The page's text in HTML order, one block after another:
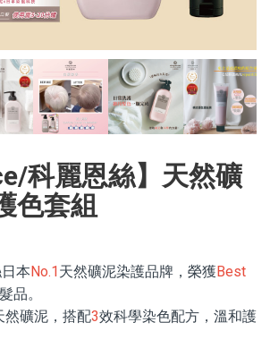
科麗恩絲】天然礦
色套組
本No.1天然礦泥染護品牌，榮獲Best
品。
然礦泥，搭配3效科學染色配方，溫和護